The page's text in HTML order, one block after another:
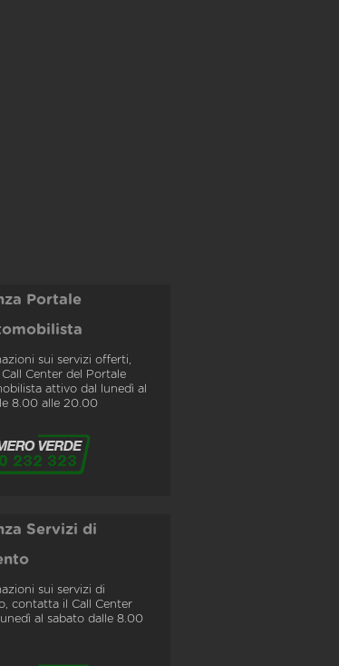
Portale
sui servizi offerti,
Center del Portale
attivo dal lunedì al
8.00 alle 20.00
Servizi di
sui servizi di
contatta il Call Center
al sabato dalle 8.00